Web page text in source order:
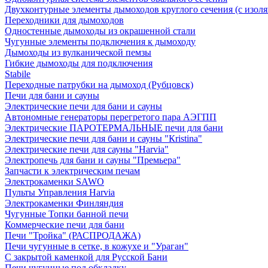
Двухконтурные элементы дымоходов круглого сечения (с
Переходники для дымоходов
Одностенные дымоходы из окрашенной стали
Чугунные элементы подключения к дымоходу
Дымоходы из вулканической пемзы
Гибкие дымоходы для подключения
Stabile
Переходные патрубки на дымоход (Рубцовск)
Печи для бани и сауны
Электрические печи для бани и сауны
Автономные генераторы перегретого пара АЭГПП
Электрические ПАРОТЕРМАЛЬНЫЕ печи для бани
Электрические печи для бани и сауны "Кristina"
Электрические печи для сауны "Harvia"
Электропечь для бани и сауны "Премьера"
Запчасти к электрическим печам
Электрокаменки SAWO
Пульты Управления Harvia
Электрокаменки Финляндия
Чугунные Топки банной печи
Коммерческие печи для бани
Печи "Тройка" (РАСПРОДАЖА)
Печи чугунные в сетке, в кожухе и "Ураган"
С закрытой каменкой для Русской Бани